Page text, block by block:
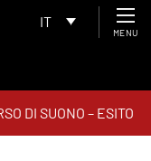
IT
MENU
DI SUONO – ESITO